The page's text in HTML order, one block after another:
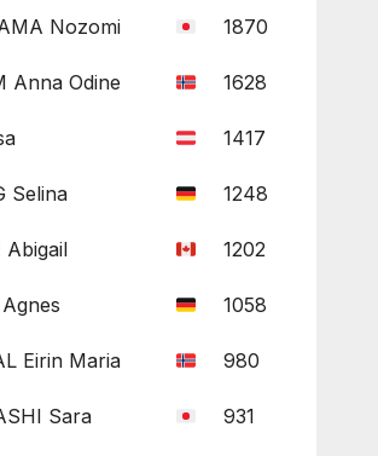
Nozomi 1870
Anna Odine 1628
1417
Selina 1248
Abigail 1202
1058
Eirin Maria 980
Sara 931